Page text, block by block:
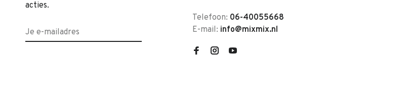
acties.
Telefoon: 06-40055668
E-mail: info@mixmix.nl